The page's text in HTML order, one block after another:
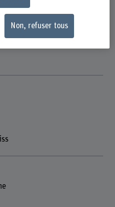
Non, refuser tous